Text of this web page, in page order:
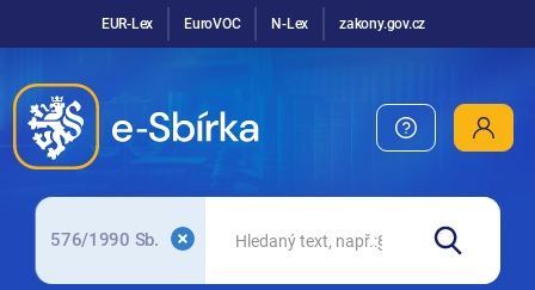
EUR-Lex EuroVOC N-Lex zakony.gov.cz
576/1990 Sb.